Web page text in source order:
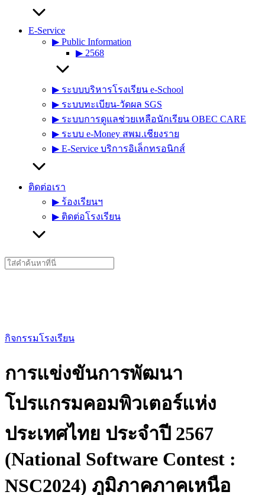
E-Service
▶︎ Public Information
▶︎ 2568
▶︎ ระบบบริหารโรงเรียน e-School
▶︎ ระบบทะเบียน-วัดผล SGS
▶︎ ระบบการดูแลช่วยเหลือนักเรียน OBEC CARE
▶︎ ระบบ e-Money สพม.เชียงราย
▶︎ E-Service บริการอิเล็กทรอนิกส์
ติดต่อเรา
▶︎ ร้องเรียนฯ
▶︎ ติดต่อโรงเรียน
Search
for:
กิจกรรมโรงเรียน
การแข่งขันการพัฒนา
โปรแกรมคอมพิวเตอร์แห่ง
ประเทศไทย ประจำปี 2567
(National Software Contest​ :
NSC2024) ภูมิภาคภาคเหนือ​